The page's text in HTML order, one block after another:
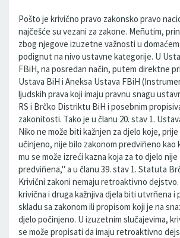
Pošto je krivično pravo zakonsko pravo
najčešće su vezani za zakone. Meñutim,
zbog njegove izuzetne važnosti u
podignut na nivo ustavne kategorije. U
FBiH, na posredan način, putem direktne
Ustava BiH i Aneksa Ustava FBiH
ljudskih prava koji imaju pravnu snagu
RS i Brčko Distriktu BiH i posebnim
zakonitosti. Tako je u članu 20. stav 1.
Niko ne može biti kažnjen za djelo koje,
učinjeno, nije bilo zakonom predviñeno kao
mu se može izreći kazna koja za to djelo nije
predviñena,'' a u članu 39. stav 1. Statuta
Krivični zakoni nemaju retroaktivno dejstvo.
krivična i druga kažnjiva djela biti utvrñena i
skladu sa zakonom ili propisom koji je na
djelo počinjeno. U izuzetnim slučajevima,
se može propisati da imaju retroaktivno